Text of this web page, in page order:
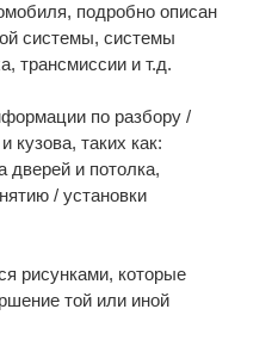
подробно описан
системы, системы
трансмиссии и т.д.
по разбору /
кузова, таких как:
дверей и потолка,
/ установки
рисунками, которые
той или иной